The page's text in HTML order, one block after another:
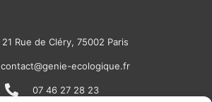
21 Rue de Cléry, 75002 Paris
contact@genie-ecologique.fr
07 46 27 28 23